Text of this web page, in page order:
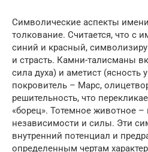
Символические аспекты
толкование. Считается, что с
синий и красный,
и страсть. Камни-талисманы
сила духа) и аметист (ясность
покровитель – Марс,
решительность, что
«борец». Тотемное животное
независимости и силы. Эти
внутренний потенциал и
определенным чертам